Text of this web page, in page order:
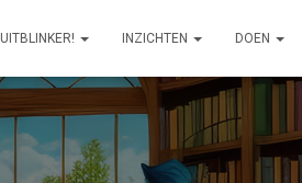
UITBLINKER! INZICHTEN DOEN